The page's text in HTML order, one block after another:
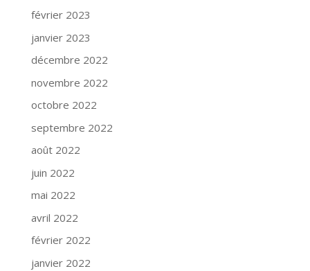
février 2023
janvier 2023
décembre 2022
novembre 2022
octobre 2022
septembre 2022
août 2022
juin 2022
mai 2022
avril 2022
février 2022
janvier 2022